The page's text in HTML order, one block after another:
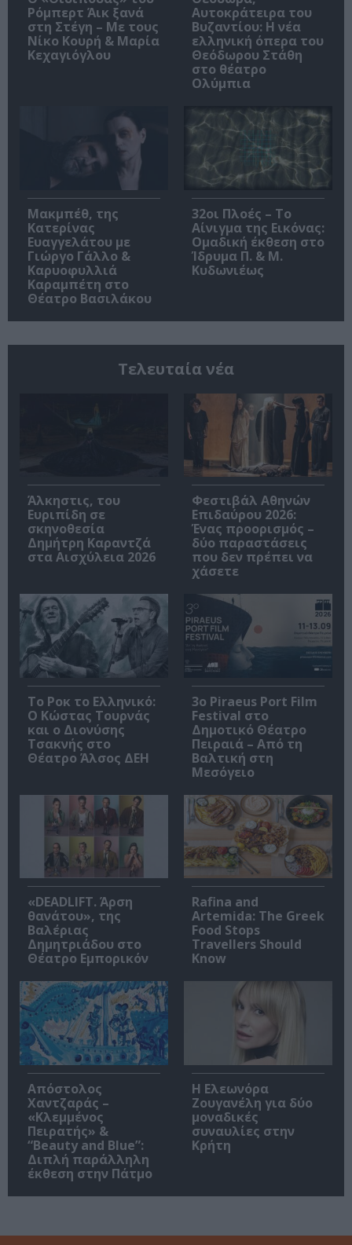
Ρόμπερτ Άικ ξανά
στη Στέγη – Με τους
Νίκο Κουρή & Μαρία
Κεχαγιόγλου
Αυτοκράτειρα του
Βυζαντίου: Η νέα
ελληνική όπερα του
Θεόδωρου Στάθη
στο θέατρο
Ολύμπια
Μακμπέθ, της
Κατερίνας
Ευαγγελάτου με
Γιώργο Γάλλο &
Καρυοφυλλιά
Καραμπέτη στο
Θέατρο Βασιλάκου
32οι Πλοές – Το
Αίνιγμα της Εικόνας:
Ομαδική έκθεση στο
Ίδρυμα Π. & Μ.
Κυδωνιέως
Τελευταία νέα
Άλκηστις, του
Ευριπίδη σε
σκηνοθεσία
Δημήτρη Καραντζά
στα Αισχύλεια 2026
Φεστιβάλ Αθηνών
Επιδαύρου 2026:
Ένας προορισμός –
δύο παραστάσεις
που δεν πρέπει να
χάσετε
Το Ροκ το Ελληνικό:
Ο Κώστας Τουρνάς
και ο Διονύσης
Τσακνής στο
Θέατρο Άλσος ΔΕΗ
3o Piraeus Port Film
Festival στο
Δημοτικό Θέατρο
Πειραιά – Από τη
Βαλτική στη
Μεσόγειο
«DEADLIFT. Άρση
θανάτου», της
Βαλέριας
Δημητριάδου στο
Θέατρο Εμπορικόν
Rafina and
Artemida: The Greek
Food Stops
Travellers Should
Know
Απόστολος
Χαντζαράς –
«Κλεμμένος
Πειρατής» &
“Beauty and Blue”:
Διπλή παράλληλη
έκθεση στην Πάτμο
Η Ελεωνόρα
Ζουγανέλη για δύο
μοναδικές
συναυλίες στην
Κρήτη